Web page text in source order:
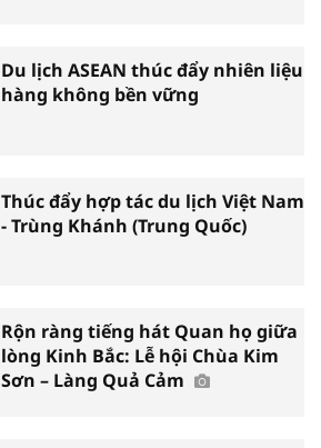
Du lịch ASEAN thúc đẩy nhiên liệu
hàng không bền vững
Thúc đẩy hợp tác du lịch Việt Nam
- Trùng Khánh (Trung Quốc)
Rộn ràng tiếng hát Quan họ giữa
lòng Kinh Bắc: Lễ hội Chùa Kim
Sơn – Làng Quả Cảm